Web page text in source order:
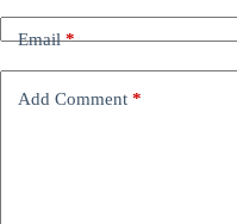
Email*
Add Comment *